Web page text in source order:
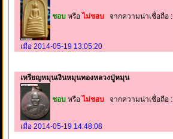
ชอบ หรือไม่ชอบ จากความน่าเชื่อถือ :
เมื่อ 2014-05-19 13:05:20
เหรียญหมุนเงินหมุนทองหลวงปู่หมุน
ชอบ หรือ ไม่ชอบ จากความน่าเชื่อถือ :
เมื่อ 2014-05-19 14:48:08